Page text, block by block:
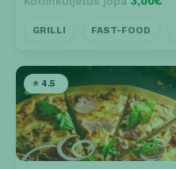
GRILLI FAST-FOOD
⭐ 4.5